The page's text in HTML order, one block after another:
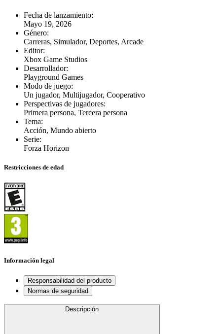
Fecha de lanzamiento:
Mayo 19, 2026
Género:
Carreras, Simulador, Deportes, Arcade
Editor:
Xbox Game Studios
Desarrollador:
Playground Games
Modo de juego:
Un jugador, Multijugador, Cooperativo
Perspectivas de jugadores:
Primera persona, Tercera persona
Tema:
Acción, Mundo abierto
Serie:
Forza Horizon
Restricciones de edad
Información legal
Responsabilidad del producto
Normas de seguridad
Descripción